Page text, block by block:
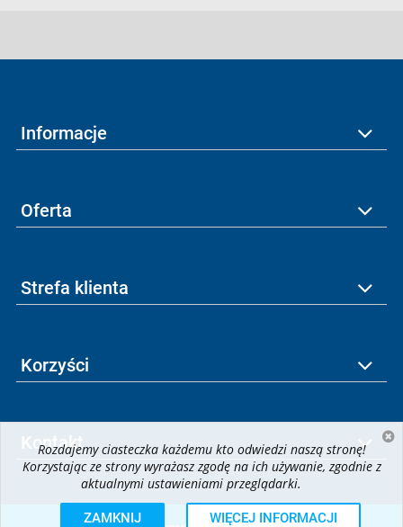
Informacje
Oferta
Strefa klienta
Korzyści
Kontakt
Rozdajemy ciasteczka każdemu kto odwiedzi naszą stronę!
Korzystając ze strony wyrażasz zgodę na ich używanie, zgodnie z
aktualnymi ustawieniami przeglądarki.
ZAMKNIJ WIĘCEJ INFORMACJI